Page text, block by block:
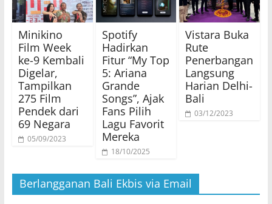
Minikino
Film Week
ke-9 Kembali
Digelar,
Tampilkan
275 Film
Pendek dari
69 Negara
05/09/2023
Spotify
Hadirkan
Fitur “My Top
5: Ariana
Grande
Songs”, Ajak
Fans Pilih
Lagu Favorit
Mereka
18/10/2025
Vistara Buka
Rute
Penerbangan
Langsung
Harian Delhi-
Bali
03/12/2023
Berlangganan Bali Ekbis via Email